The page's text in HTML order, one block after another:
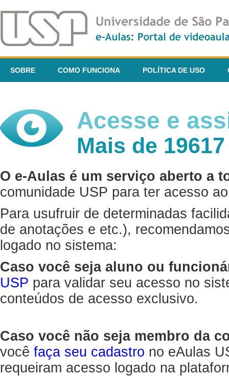
SOBRE COMO FUNCIONA POLÍTICA DE USO
Acesse e
Mais de
O e-Aulas é um serviço aberto a
comunidade USP para ter acesso
Para usufruir de determinadas
de anotações e etc.),
logado no sistema:
Caso você seja aluno ou
USP para validar seu acesso no
conteúdos de acesso exclusivo.
Caso você não seja membro da
você faça seu cadastro no eAulas
requeiram acesso logado na